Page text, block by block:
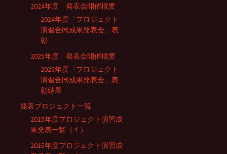
2024年度 発表会開催概要
2024年度「プロジェクト
演習合同成果発表会」表
彰
2025年度 発表会開催概要
2025年度「プロジェクト
演習合同成果発表会」表
彰結果
発表プロジェクト一覧
2015年度プロジェクト演習成
果発表一覧（１）
2015年度プロジェクト演習成